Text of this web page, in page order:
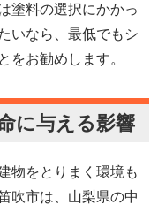
塗料の選択にかかっ
いなら、最低でもシ
をお勧めします。
に与える影響
物をとりまく環境も
吹市は、山梨県の中